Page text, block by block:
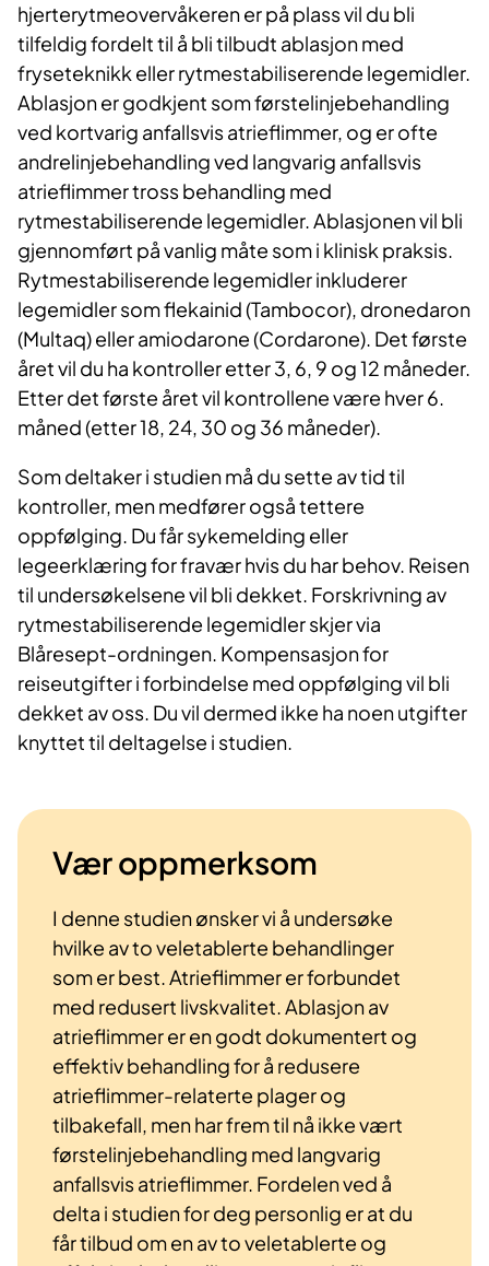
hjerterytmeovervåkeren er på plass vil du bli
tilfeldig fordelt til å bli tilbudt ablasjon med
fryseteknikk eller rytmestabiliserende legemidler.
Ablasjon er godkjent som førstelinjebehandling
ved kortvarig anfallsvis atrieflimmer, og er ofte
andrelinjebehandling ved langvarig anfallsvis
atrieflimmer tross behandling med
rytmestabiliserende legemidler. Ablasjonen vil bli
gjennomført på vanlig måte som i klinisk praksis.
Rytmestabiliserende legemidler inkluderer
legemidler som flekainid (Tambocor), dronedaron
(Multaq) eller amiodarone (Cordarone). Det første
året vil du ha kontroller etter 3, 6, 9 og 12 måneder.
Etter det første året vil kontrollene være hver 6.
måned (etter 18, 24, 30 og 36 måneder).
Som deltaker i studien må du sette av tid til
kontroller, men medfører også tettere
oppfølging. Du får sykemelding eller
legeerklæring for fravær hvis du har behov. Reisen
til undersøkelsene vil bli dekket. Forskrivning av
rytmestabiliserende legemidler skjer via
Blåresept-ordningen. Kompensasjon for
reiseutgifter i forbindelse med oppfølging vil bli
dekket av oss. Du vil dermed ikke ha noen utgifter
knyttet til deltagelse i studien.
Vær oppmerksom
I denne studien ønsker vi å undersøke
hvilke av to veletablerte behandlinger
som er best. Atrieflimmer er forbundet
med redusert livskvalitet. Ablasjon av
atrieflimmer er en godt dokumentert og
effektiv behandling for å redusere
atrieflimmer-relaterte plager og
tilbakefall, men har frem til nå ikke vært
førstelinjebehandling med langvarig
anfallsvis atrieflimmer. Fordelen ved å
delta i studien for deg personlig er at du
får tilbud om en av to veletablerte og